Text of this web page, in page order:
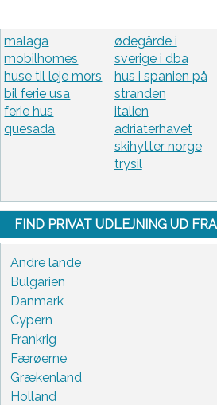
malaga
mobilhomes
huse til leje mors
bil ferie usa
ferie hus
quesada
ødegårde i
sverige i dba
hus i spanien på
stranden
italien
adriaterhavet
skihytter norge
trysil
FIND PRIVAT UDLEJNING UD
Andre lande
Bulgarien
Danmark
Cypern
Frankrig
Færøerne
Grækenland
Holland